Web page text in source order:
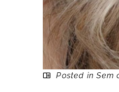
Posted in Sem